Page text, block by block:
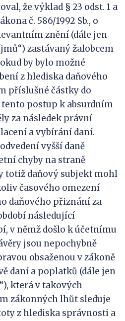
že výklad § 23 odst. 1 a
č. 586/1992 Sb., o
znění (dále jen
zastávaný žalobcem
by bylo možné
z hlediska daňového
příslušné částky do
tento postup k absurdním
za následek právní
a vybírání daní.
vyšší daně
chyby na straně
totiž daňový subjekt mohl
časového omezení
daňového přiznání za
následující
v němž došlo k účetnímu
jsou nepochybně
obsaženou v zákoně
daní a poplatků (dále jen
která v takových
zákonných lhůt sleduje
z hlediska správnosti a